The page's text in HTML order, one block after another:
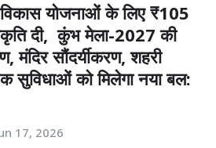
विकास योजनाओं के लिए ₹105
दी, कुंभ मेला-2027 की
मंदिर सौंदर्यीकरण, शहरी
सुविधाओं को मिलेगा नया बल:
17, 2026